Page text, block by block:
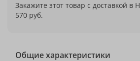
Закажите этот товар с доставкой в
570 руб.
Общие характеристики